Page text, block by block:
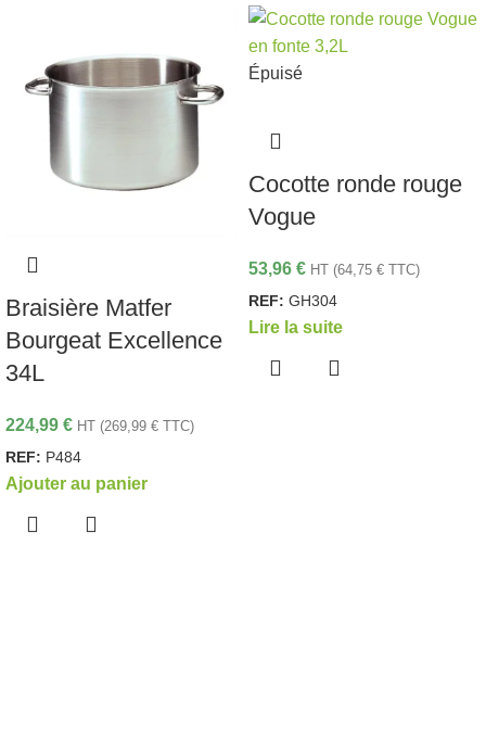
Braisière Matfer
Bourgeat Excellence
34L
224,99 € HT (269,99 € TTC)
REF: P484
Ajouter au panier
Épuisé
Cocotte ronde rouge
Vogue
53,96 € HT (64,75 € TTC)
REF: GH304
Lire la suite